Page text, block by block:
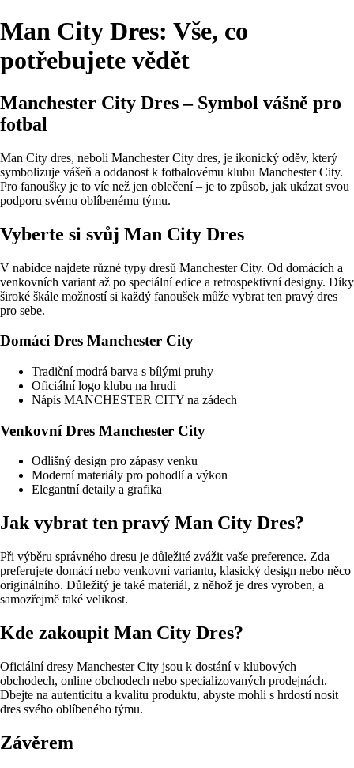
Man City Dres: Vše, co
potřebujete vědět
Manchester City Dres – Symbol vášně pro
fotbal
Man City dres, neboli Manchester City dres, je ikonický oděv, který
symbolizuje vášeň a oddanost k fotbalovému klubu Manchester City.
Pro fanoušky je to víc než jen oblečení – je to způsob, jak ukázat svou
podporu svému oblíbenému týmu.
Vyberte si svůj Man City Dres
V nabídce najdete různé typy dresů Manchester City. Od domácích a
venkovních variant až po speciální edice a retrospektivní designy. Díky
široké škále možností si každý fanoušek může vybrat ten pravý dres
pro sebe.
Domácí Dres Manchester City
Tradiční modrá barva s bílými pruhy
Oficiální logo klubu na hrudi
Nápis MANCHESTER CITY na zádech
Venkovní Dres Manchester City
Odlišný design pro zápasy venku
Moderní materiály pro pohodlí a výkon
Elegantní detaily a grafika
Jak vybrat ten pravý Man City Dres?
Při výběru správného dresu je důležité zvážit vaše preference. Zda
preferujete domácí nebo venkovní variantu, klasický design nebo něco
originálního. Důležitý je také materiál, z něhož je dres vyroben, a
samozřejmě také velikost.
Kde zakoupit Man City Dres?
Oficiální dresy Manchester City jsou k dostání v klubových
obchodech, online obchodech nebo specializovaných prodejnách.
Dbejte na autenticitu a kvalitu produktu, abyste mohli s hrdostí nosit
dres svého oblíbeného týmu.
Závěrem